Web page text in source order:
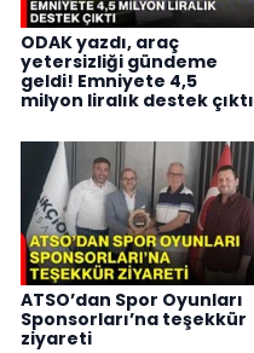
ODAK yazdı, araç
yetersizliği gündeme
geldi! Emniyete 4,5
milyon liralık destek çıktı
ATSO’dan Spor Oyunları
Sponsorları’na teşekkür
ziyareti